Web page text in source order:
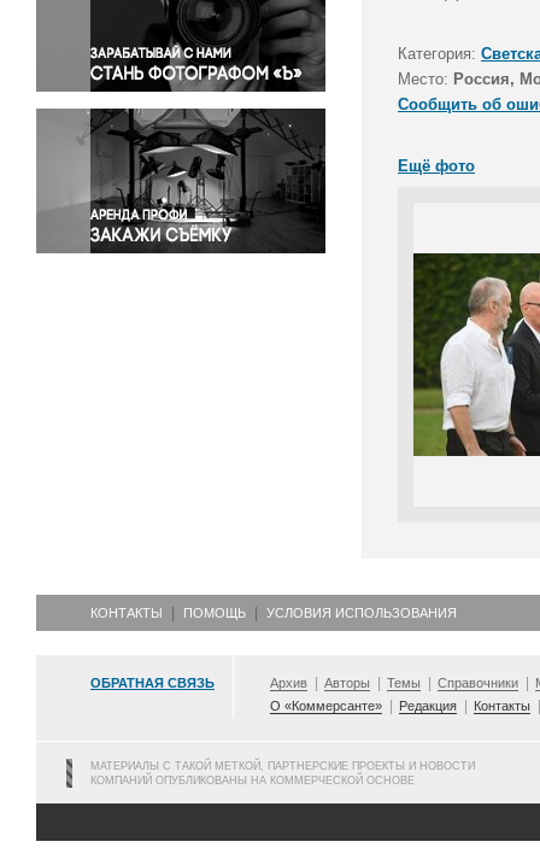
Правосудие
Происшествия и конфликты
Религия
Светская жизнь
Спорт
Экология
Экономика и бизнес
Категория:
Место: Россия,
Сообщить об
Ещё фото
КОНТАКТЫ ПОМОЩЬ УСЛОВИЯ ИСПОЛЬЗОВАНИЯ
ОБРАТНАЯ СВЯЗЬ Архив Авторы Темы Справочники
О «Коммерсанте»
Редакция Контакты
МАТЕРИАЛЫ С ТАКОЙ МЕТКОЙ, ПАРТНЕРСКИЕ ПРОЕКТЫ И НОВОСТИ
КОМПАНИЙ ОПУБЛИКОВАНЫ НА КОММЕРЧЕСКОЙ ОСНОВЕ